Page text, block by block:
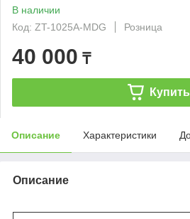
В наличии
Код: ZT-1025A-MDG
Розница
40 000 ₸
Купить
Описание Характеристики
Описание